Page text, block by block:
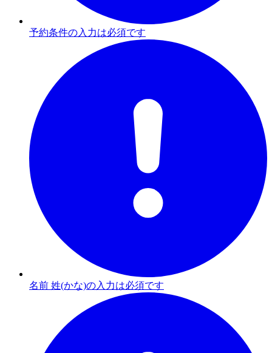
予約条件の入力は必須です
名前 姓(かな)の入力は必須です